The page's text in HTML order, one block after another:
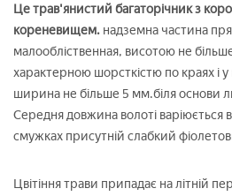
Це трав'янистий багаторічник з
кореневищем. надземна частина
малообліственная, висотою не
характерною шорсткістю по краях і у
ширина не більше 5 мм.біля основи
Середня довжина волоті варіюється
смужках присутній слабкий
Цвітіння трави припадає на літній